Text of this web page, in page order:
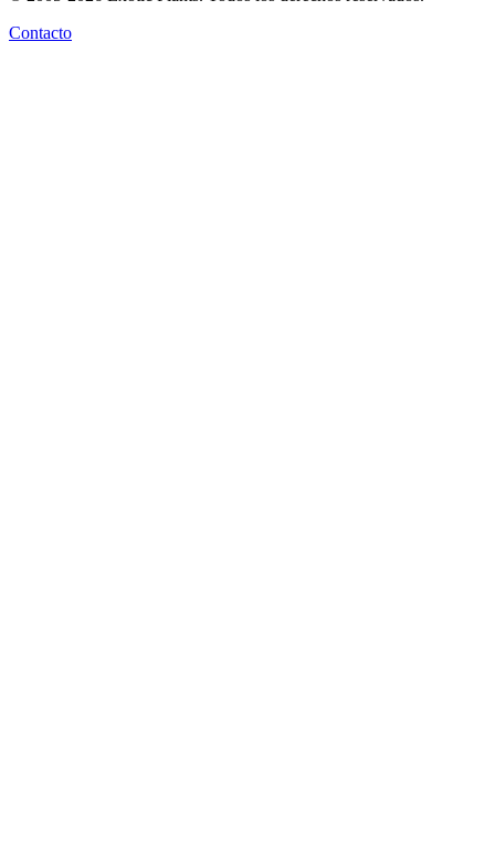
Contacto